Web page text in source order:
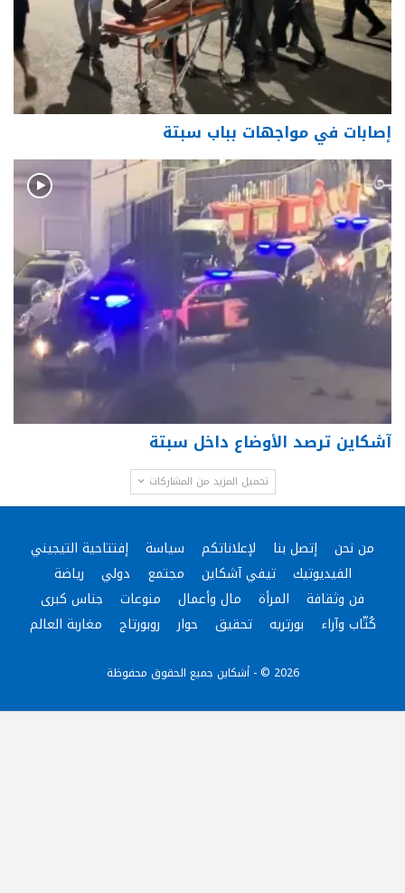
إصابات في مواجهات بباب سبتة
آشكاين ترصد الأوضاع داخل سبتة
تحميل المزيد من المشاركات
من نحن إتصل بنا لإعلاناتكم سياسة
إفتتاحية التيجيني
الفيديوتيك
تيفي آشكاين مجتمع دولي
رياضة
فن وثقافة
المرأة مال وأعمال منوعات
جناس كبرى
كُتّاب وآراء
بورتريه تحقيق حوار روبورتاج مغاربة العالم
2026 © - أشكاين جميع الحقوق محفوظة